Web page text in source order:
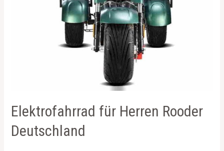
Elektrofahrrad für Herren Rooder
Deutschland